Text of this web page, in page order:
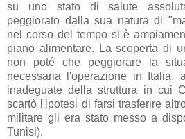
su uno stato di salute
peggiorato dalla sua natura di
nel corso del tempo si è
piano alimentare. La scoperta di
non poté che peggiorare la
necessaria l'operazione in Italia,
inadeguate della struttura in cui
scartò l'ipotesi di farsi trasferire
militare gli era stato messo a
Tunisi).